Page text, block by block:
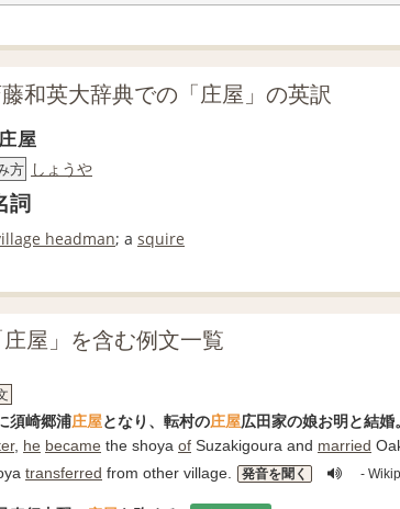
和英大辞典での「庄屋」の英訳
屋
方 しょうや
詞
headman; a squire
庄屋」を含む例文一覧
須崎郷浦庄屋となり、転村の庄屋広田家の娘お明と結婚。
, he became the shoya of Suzakigoura and married
transferred from other village. 発音を聞く -